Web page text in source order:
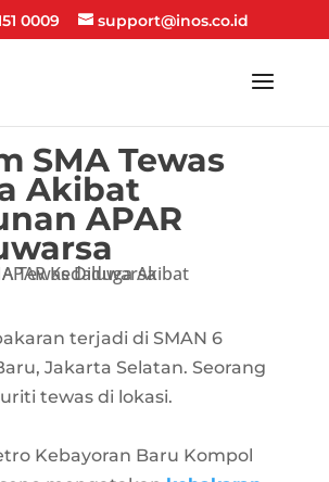
0009 support@inos.co.id
SMA Tewas
Akibat
APAR
terjadi di SMAN 6
Jakarta Selatan. Seorang
tewas di lokasi.
Kebayoran Baru Kompol